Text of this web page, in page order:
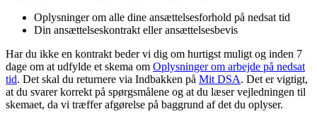
Oplysninger om alle dine ansættelsesforhold på nedsat tid
Din ansættelseskontrakt eller ansættelsesbevis
Har du ikke en kontrakt beder vi dig om hurtigst muligt og inden 7
dage om at udfylde et skema om Oplysninger om arbejde på nedsat
tid. Det skal du returnere via Indbakken på Mit DSA. Det er vigtigt,
at du svarer korrekt på spørgsmålene og at du læser vejledningen til
skemaet, da vi træffer afgørelse på baggrund af det du oplyser.